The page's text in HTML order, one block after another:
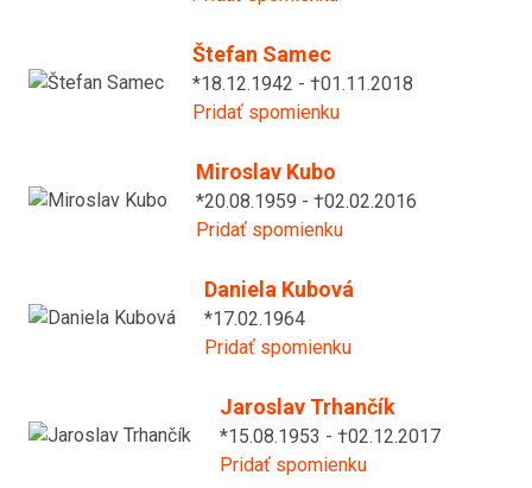
Štefan Samec
*18.12.1942 - †01.11.2018
Pridať spomienku
Miroslav Kubo
*20.08.1959 - †02.02.2016
Pridať spomienku
Daniela Kubová
*17.02.1964
Pridať spomienku
Jaroslav Trhančík
*15.08.1953 - †02.12.2017
Pridať spomienku